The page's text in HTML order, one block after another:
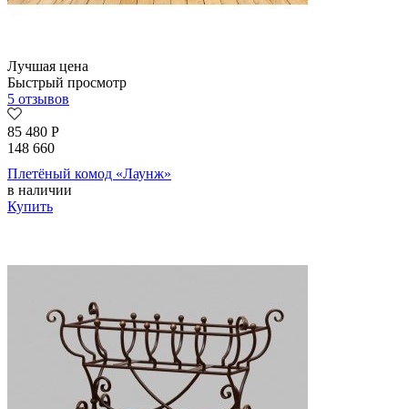
Лучшая цена
Быстрый просмотр
5 отзывов
85 480 Р
148 660
Плетёный комод «Лаунж»
в наличии
Купить